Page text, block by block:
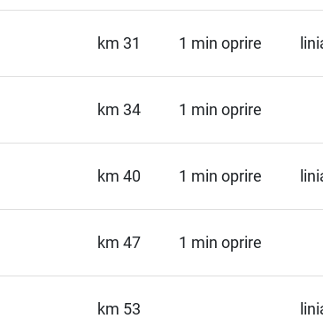
km 31 1 min oprire
km 34 1 min oprire
km 40 1 min oprire
km 47 1 min oprire
km 53